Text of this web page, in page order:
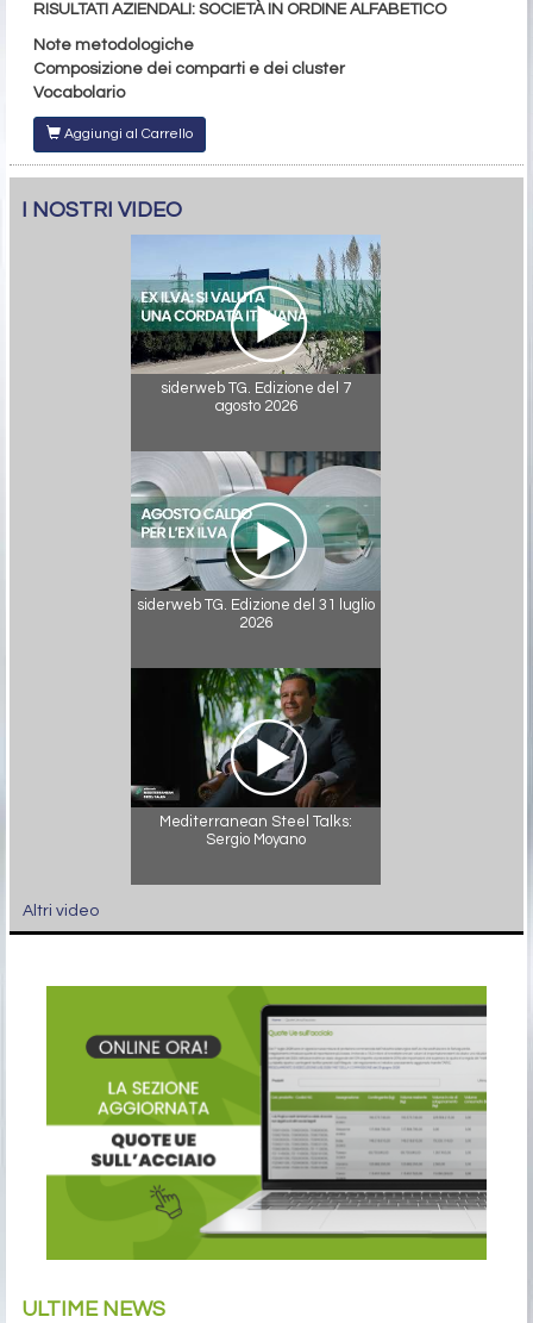
RISULTATI AZIENDALI: SOCIETÀ IN ORDINE ALFABETICO
Note metodologiche
Composizione dei comparti e dei cluster
Vocabolario
Aggiungi al Carrello
I NOSTRI VIDEO
siderweb TG. Edizione del 7
agosto 2026
siderweb TG. Edizione del 31 luglio
2026
Mediterranean Steel Talks:
Sergio Moyano
Altri video
ULTIME NEWS